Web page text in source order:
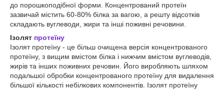
до порошкоподібної форми. Концентрований протеїн
зазвичай містить 60-80% білка за вагою, а решту відсотків
складають вуглеводи, жири та інші поживні речовини.
Ізолят протеїну
Ізолят протеїну - це більш очищена версія концентрованого
протеїну, з вищим вмістом білка і нижчим вмістом вуглеводів,
жирів та інших поживних речовин. Його виробляють шляхом
подальшої обробки концентрованого протеїну для видалення
більшої кількості небілкових компонентів. Ізолят протеїну